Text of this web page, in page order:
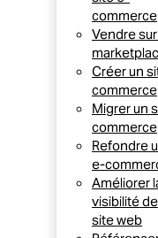
commerce
Vendre
Créer un
commerce
Migrer un
commerce
Refondre
e-
Améliorer
visibilité
site web